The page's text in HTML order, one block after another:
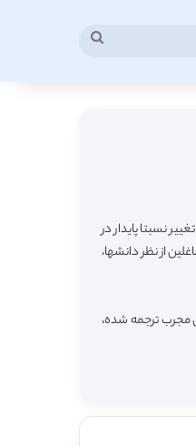
نسبتا پایدار در
از نظر دانشها،
مجرب ترجمه شده،